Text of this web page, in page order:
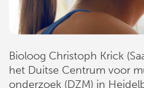
Bioloog Christoph Krick
het Duitse Centrum voor
onderzoek (DZM) in